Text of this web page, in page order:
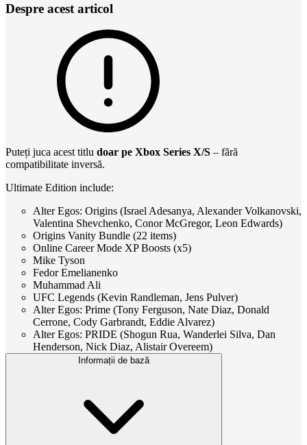
Despre acest articol
Puteți juca acest titlu doar pe Xbox Series X/S – fără
compatibilitate inversă.
Ultimate Edition include:
Alter Egos: Origins (Israel Adesanya, Alexander Volkanovski,
Valentina Shevchenko, Conor McGregor, Leon Edwards)
Origins Vanity Bundle (22 items)
Online Career Mode XP Boosts (x5)
Mike Tyson
Fedor Emelianenko
Muhammad Ali
UFC Legends (Kevin Randleman, Jens Pulver)
Alter Egos: Prime (Tony Ferguson, Nate Diaz, Donald
Cerrone, Cody Garbrandt, Eddie Alvarez)
Alter Egos: PRIDE (Shogun Rua, Wanderlei Silva, Dan
Henderson, Nick Diaz, Alistair Overeem)
Informații de bază